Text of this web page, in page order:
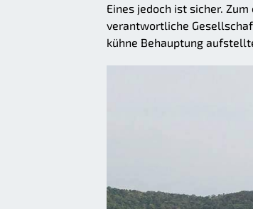
Eines jedoch ist sicher.
verantwortliche
kühne Behauptung